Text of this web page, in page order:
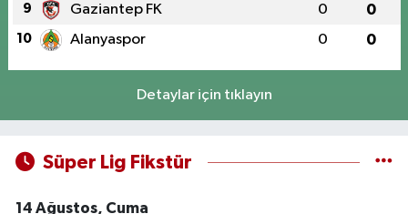
9 Gaziantep FK 0 0
10 Alanyaspor 0 0
Detaylar için tıklayın
Süper Lig Fikstür
14 Ağustos, Cuma